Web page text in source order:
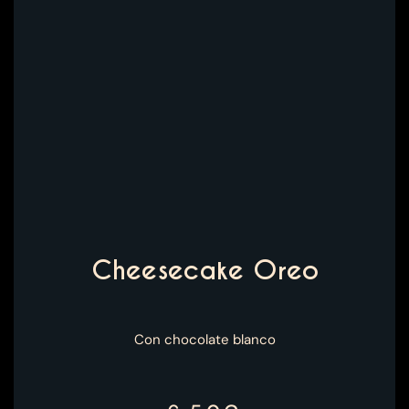
Cheesecake Oreo
Con chocolate blanco